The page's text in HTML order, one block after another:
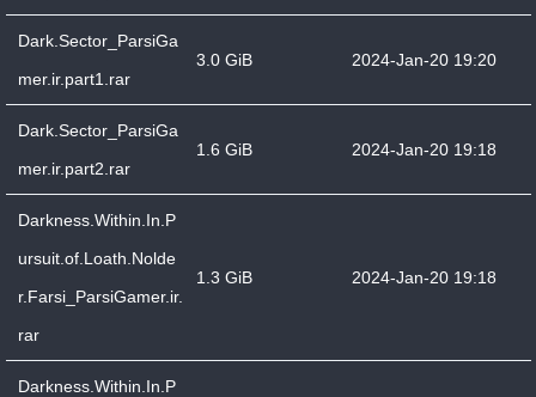
Dark.Sector_ParsiGa
mer.ir.part1.rar
3.0 GiB 2024-Jan-20 19:20
Dark.Sector_ParsiGa
mer.ir.part2.rar
1.6 GiB 2024-Jan-20 19:18
Darkness.Within.In.P
ursuit.of.Loath.Nolde
r.Farsi_ParsiGamer.ir.
rar
1.3 GiB 2024-Jan-20 19:18
Darkness.Within.In.P